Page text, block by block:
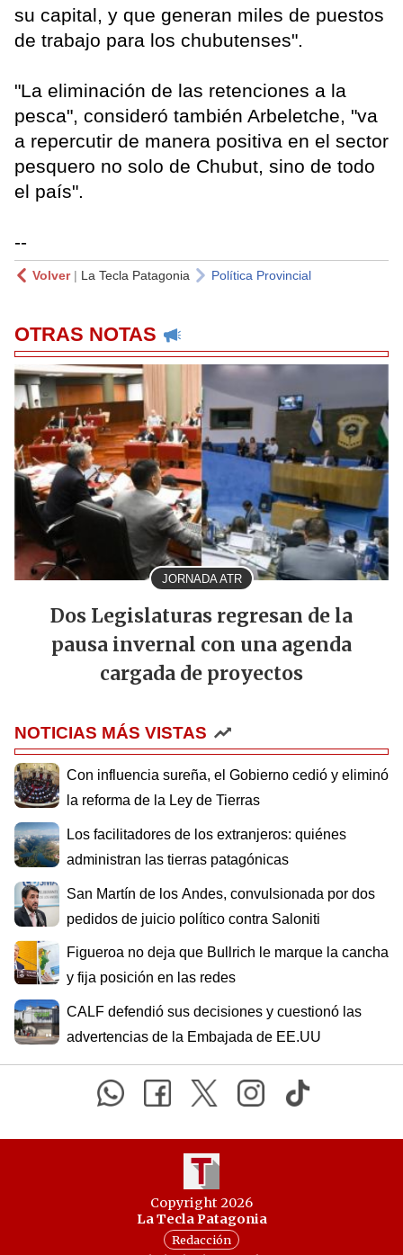
su capital, y que generan miles de puestos
de trabajo para los chubutenses".
"La eliminación de las retenciones a la
pesca", consideró también Arbeletche, "va
a repercutir de manera positiva en el sector
pesquero no solo de Chubut, sino de todo
el país".
--
Volver| La Tecla Patagonia Política Provincial
OTRAS NOTAS
JORNADA ATR
Dos Legislaturas regresan de la
pausa invernal con una agenda
cargada de proyectos
NOTICIAS MÁS VISTAS
Con influencia sureña, el Gobierno cedió y eliminó
la reforma de la Ley de Tierras
Los facilitadores de los extranjeros: quiénes
administran las tierras patagónicas
San Martín de los Andes, convulsionada por dos
pedidos de juicio político contra Saloniti
Figueroa no deja que Bullrich le marque la cancha
y fija posición en las redes
CALF defendió sus decisiones y cuestionó las
advertencias de la Embajada de EE.UU
Copyright 2026
La Tecla Patagonia
Redacción